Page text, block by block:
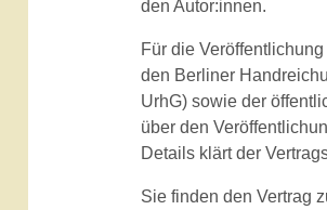
den Autor:innen.
Für die
den Berliner
UrhG) sowie der
über den
Details klärt der
Sie finden den Vertrag